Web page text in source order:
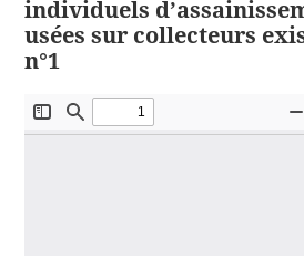
individuels
usées sur collecteurs
n°1